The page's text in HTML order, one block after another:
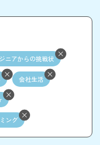
ニアからの挑戦状
会社生活
ング